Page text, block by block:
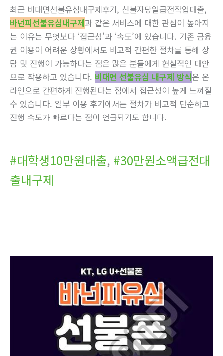
최근 비대면선불유심내구제후기, 신불자당일급전작업대출,
바넌피선불유심내구제과 같은 서비스에 대한 관심이 높아지
는 이유는 무엇보다 ‘접근성’과 ‘속도’에 있습니다. 기존 금융
권 이용이 어려운 상황에서도 비교적 간편한 절차를 통해 상
담 및 진행이 가능하다는 점은 많은 분들에게 현실적인 대안
으로 작용하고 있습니다. 비대면 선불유심 내구제 방식은 온
라인으로 간편하게 진행된다는 점에서 접근성이 높게 느껴질
수 있습니다. 일부 이용 후기에서는 절차가 비교적 단순하고
진행 속도가 빠르다는 점이 언급되기도 합니다.
#대학생10만원대출, #30만원소액급전대
출내구제